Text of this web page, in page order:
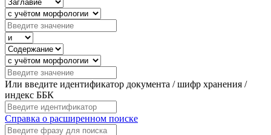
Или введите идентификатор документа / шифр хранения /
индекс ББК
Справка о расширенном поиске